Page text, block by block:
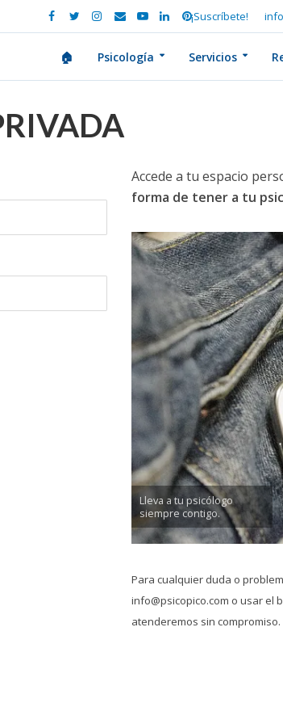
¡Suscríbete!
🏠 Psicología Servicios
Accede a tu espacio
forma de tener a tu
Lleva a tu psicólogo
siempre contigo.
Para cualquier duda o
info@psicopico.com o usar el
atenderemos sin compromiso.